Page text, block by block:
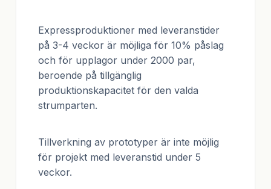
Expressproduktioner med leveranstider
på 3-4 veckor är möjliga för 10% påslag
och för upplagor under 2000 par,
beroende på tillgänglig
produktionskapacitet för den valda
strumparten.
Tillverkning av prototyper är inte möjlig
för projekt med leveranstid under 5
veckor.